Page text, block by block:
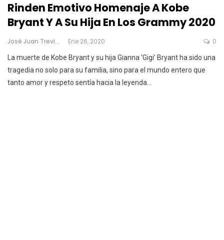
Rinden Emotivo Homenaje A Kobe
Bryant Y A Su Hija En Los Grammy 2020
José Juan Treviño Ene 26, 2020 0
La muerte de Kobe Bryant y su hija Gianna ‘Gigi’ Bryant ha sido una
tragedia no solo para su familia, sino para el mundo entero que
tanto amor y respeto sentía hacia la leyenda